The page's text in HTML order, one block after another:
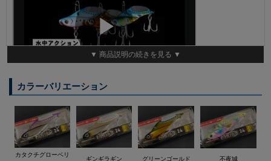
こんなテッパン見たこと無い！新発想「メタルバイブ×ソフトベ
イト」がコンセプト。
ナチュラル波動を発するハイブリッド鉄板バイブ。
エラストマーフィン（背びれ）搭載のメタルバイブ（PAT.P）。
メタルバイブの飛距離、沈み、感度とソフトベイトのナチュラル
な波動を兼ね備えた新コンセプト。
▼ 商品説明の続きを見る ▼
カラーバリエーション
カタクチグローベリ
ギンギラギン グリーンゴールド 不夜城